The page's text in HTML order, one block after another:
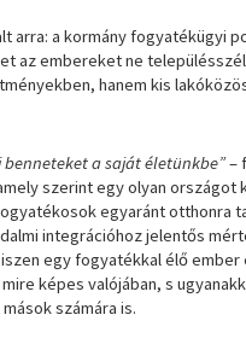
arra: a kormány fogyatékügyi
az embereket ne
hanem kis
benneteket a saját életünkbe”–
szerint egy olyan országot
egyaránt otthonra
integrációhoz jelentős
egy fogyatékkal élő ember
képes valójában, s
számára is.